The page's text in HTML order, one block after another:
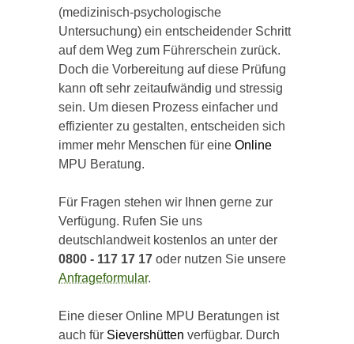
(medizinisch-psychologische
Untersuchung) ein entscheidender Schritt
auf dem Weg zum Führerschein zurück.
Doch die Vorbereitung auf diese Prüfung
kann oft sehr zeitaufwändig und stressig
sein. Um diesen Prozess einfacher und
effizienter zu gestalten, entscheiden sich
immer mehr Menschen für eine Online
MPU Beratung.
Für Fragen stehen wir Ihnen gerne zur
Verfügung. Rufen Sie uns
deutschlandweit kostenlos an unter der
0800 - 117 17 17 oder nutzen Sie unsere
Anfrageformular.
Eine dieser Online MPU Beratungen ist
auch für Sievershütten verfügbar. Durch